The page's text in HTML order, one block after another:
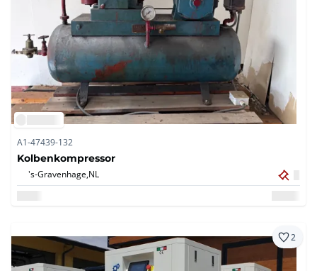
A1-47439-132
Kolbenkompressor
's-Gravenhage,NL
2